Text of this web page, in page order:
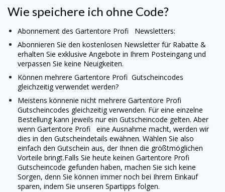
Wie speichere ich ohne Code?
Abonnement des Gartentore Profi
Newsletters:
Abonnieren Sie den kostenlosen Newsletter für Rabatte &
erhalten Sie exklusive Angebote in Ihrem Posteingang und
verpassen Sie keine Neuigkeiten.
Können mehrere Gartentore Profi Gutscheincodes
gleichzeitig verwendet werden?
Meistens könnenie nicht mehrere Gartentore Profi
Gutscheincodes gleichzeitig verwenden. Für eine einzelne
Bestellung kann jeweils nur ein Gutscheincode gelten. Aber
wenn Gartentore Profi
eine Ausnahme macht, werden wir
dies in den Gutscheindetails ewähnen. Wählen Sie also
einfach den Gutschein aus, der Ihnen die größtmöglichen
Vorteile bringt.Falls Sie heute keinen Gartentore Profi
Gutscheincode gefunden haben, machen Sie sich keine
Sorgen, denn Sie können immer noch bei Ihrem Einkauf
sparen, indem Sie unseren Spartipps folgen.